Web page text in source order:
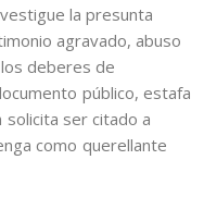
la presunta
agravado, abuso
deberes de
público, estafa
solicita ser citado a
como querellante